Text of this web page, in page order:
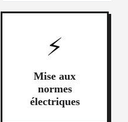
⚡
Mise aux
normes
électriques